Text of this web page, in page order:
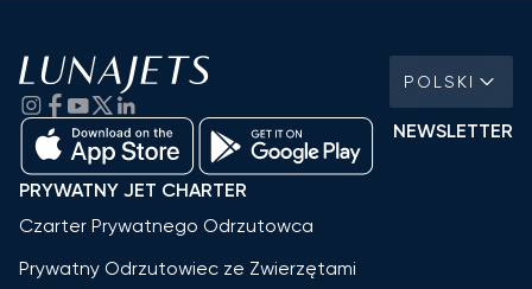
POLSKI
NEWSLETTER
PRYWATNY JET CHARTER
Czarter Prywatnego Odrzutowca
Prywatny Odrzutowiec ze Zwierzętami